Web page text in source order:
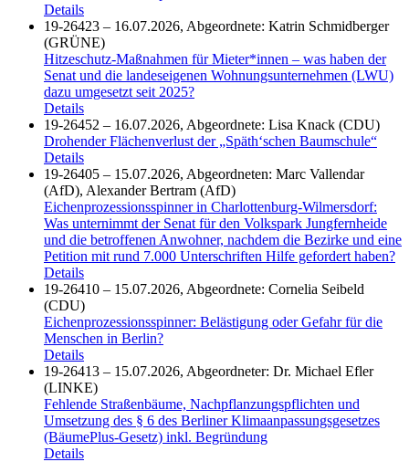
Details
19-26423 – 16.07.2026, Abgeordnete: Katrin Schmidberger
(GRÜNE)
Hitzeschutz-Maßnahmen für Mieter*innen – was haben der
Senat und die landeseigenen Wohnungsunternehmen (LWU)
dazu umgesetzt seit 2025?
Details
19-26452 – 16.07.2026, Abgeordnete: Lisa Knack (CDU)
Drohender Flächenverlust der „Späth‘schen Baumschule“
Details
19-26405 – 15.07.2026, Abgeordneten: Marc Vallendar
(AfD), Alexander Bertram (AfD)
Eichenprozessionsspinner in Charlottenburg-Wilmersdorf:
Was unternimmt der Senat für den Volkspark Jungfernheide
und die betroffenen Anwohner, nachdem die Bezirke und eine
Petition mit rund 7.000 Unterschriften Hilfe gefordert haben?
Details
19-26410 – 15.07.2026, Abgeordnete: Cornelia Seibeld
(CDU)
Eichenprozessionsspinner: Belästigung oder Gefahr für die
Menschen in Berlin?
Details
19-26413 – 15.07.2026, Abgeordneter: Dr. Michael Efler
(LINKE)
Fehlende Straßenbäume, Nachpflanzungspflichten und
Umsetzung des § 6 des Berliner Klimaanpassungsgesetzes
(BäumePlus-Gesetz) inkl. Begründung
Details